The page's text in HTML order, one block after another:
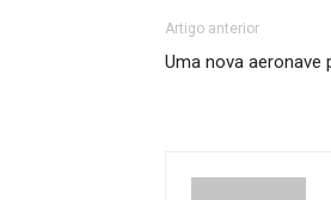
Artigo anterior
Uma nova aeronave